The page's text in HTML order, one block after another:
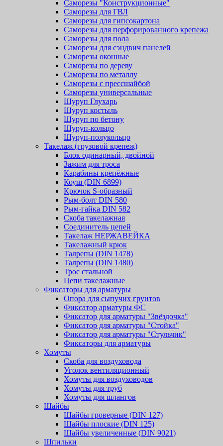
Саморезы "Конструкционные"
Саморезы для ГВЛ
Саморезы для гипсокартона
Саморезы для перфорированного крепежа
Саморезы для пола
Саморезы для сэндвич панелей
Саморезы оконные
Саморезы по дереву
Саморезы по металлу
Саморезы с прессшайбой
Саморезы универсальные
Шуруп Глухарь
Шуруп костыль
Шуруп по бетону
Шуруп-кольцо
Шуруп-полукольцо
Такелаж (грузовой крепеж)
Блок одинарный, двойной
Зажим для троса
Карабины крепёжные
Коуш (DIN 6899)
Крючок S-образный
Рым-болт DIN 580
Рым-гайка DIN 582
Скоба такелажная
Соединитель цепей
Такелаж НЕРЖАВЕЙКА
Такелажный крюк
Талрепы (DIN 1478)
Талрепы (DIN 1480)
Трос стальной
Цепи такелажные
Фиксаторы для арматуры
Опора для сыпучих грунтов
Фиксатор арматуры ФС
Фиксатор для арматуры "Звёздочка"
Фиксатор для арматуры "Стойка"
Фиксатор для арматуры "Стульчик"
Фиксаторы для арматуры
Хомуты
Скоба для воздуховода
Уголок вентиляционный
Хомуты для воздуховодов
Хомуты для труб
Хомуты для шлангов
Шайбы
Шайбы гроверные (DIN 127)
Шайбы плоские (DIN 125)
Шайбы увеличенные (DIN 9021)
Шпильки